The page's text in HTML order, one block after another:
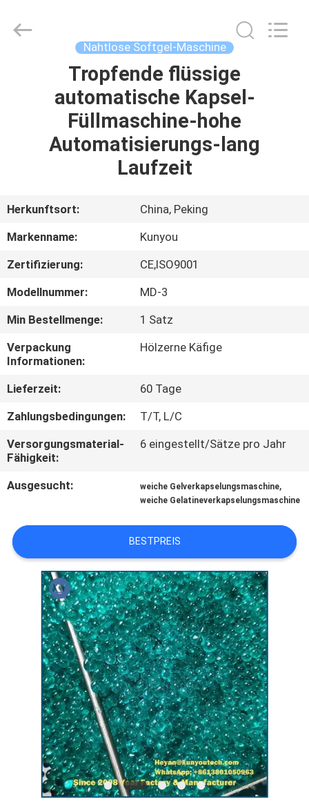
HAUSE
PRODUKTE
ÜBER
WERKSBESICHTIGUNG
QUALITÄTSKONTROLLE
NEUIGKEITEN
BITTE UM
EIN
ANGEBOT
SITEMAP
PRIVACY
POLICY
Pharmatech
Co.,LTD..
Nahtlose Softgel-Maschine
Tropfende flüssige
automatische Kapsel-
Füllmaschine-hohe
Automatisierungs-lang
Laufzeit
Herkunftsort:
China, Peking
Markenname:
Kunyou
Zertifizierung:
CE,ISO9001
Modellnummer:
MD-3
Min Bestellmenge:
1 Satz
Verpackung
Informationen:
Hölzerne Käfige
Lieferzeit:
60 Tage
Zahlungsbedingungen:
T/T, L/C
Versorgungsmaterial-
Fähigkeit:
6 eingestellt/Sätze pro Jahr
Ausgesucht: weiche Gelverkapselungsmaschine,
weiche Gelatineverkapselungsmaschine
BESTPREIS